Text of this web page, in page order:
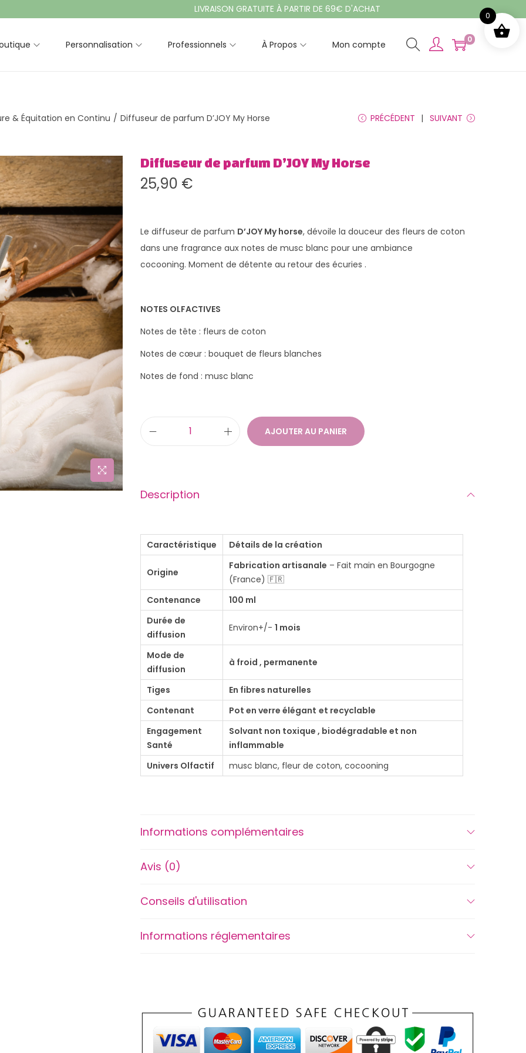
LIVRAISON GRATUITE À PARTIR DE 69€ D'ACHAT
Personnalisation Professionnels À Propos Mon compte 0
& Équitation en Continu / Diffuseur de parfum D’JOY My Horse PRÉCÉDENT SUIVANT
Diffuseur de parfum D’JOY My Horse
25,90 €
Le diffuseur de parfum D’JOY My horse, dévoile la douceur des fleurs de coton
dans une fragrance aux notes de musc blanc pour une ambiance
cocooning. Moment de détente au retour des écuries .
NOTES OLFACTIVES
Notes de tête : fleurs de coton
Notes de cœur : bouquet de fleurs blanches
Notes de fond : musc blanc
t
é
e
D
e
u
r
e
f
'
O
o
r
s
AJOUTER AU PANIER
Description
Caractéristique Détails de la création
Origine
Fabrication artisanale – Fait main en Bourgogne
(France) 🇫🇷
Contenance
100 ml
Durée de
diffusion
Environ+/- 1 mois
Mode de
diffusion
à froid , permanente
Tiges
En fibres naturelles
Contenant
Pot en verre élégant et recyclable
Engagement
Santé
Solvant non toxique , biodégradable et non
inflammable
Univers Olfactif
musc blanc, fleur de coton, cocooning
Informations complémentaires
Avis (0)
Conseils d'utilisation
Informations réglementaires
0